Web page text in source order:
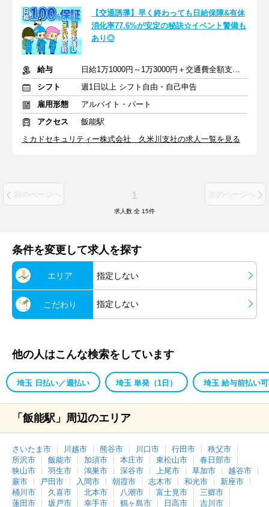
【交通誘導】早く終わっても日給保障&有休
消化率77.6%が安定の秘訣☆イベント警備も
あり◎
給与
日給1万1000円～1万3000円＋交通費全額支給(規定あり)
シフト
週1日以上 シフト自由・自己申告
雇用形態
アルバイト・パート
アクセス
飯能駅
ミカドセキュリティー株式会社 久米川支社の求人一覧を見る
前のページへ 1 次のページへ
求人数 全 15件
条件を変更して求人を探す
エリア 指定しない
こだわり 指定しない
他の人はこんな検索をしています
埼玉 日払い／週払い 埼玉 単発（1日） 埼玉 給与前払い可
「飯能駅」周辺のエリア
さいたま市 川越市 熊谷市 川口市 行田市
秩父市
所沢市
飯能市 加須市 本庄市 東松山市
春日部市
狭山市
羽生市 鴻巣市 深谷市 上尾市 草加市
越谷市
蕨市
戸田市 入間市 朝霞市 志木市 和光市
新座市
桶川市
久喜市 北本市 八潮市 富士見市
三郷市
蓮田市
坂戸市 幸手市 鶴ヶ島市 日高市 吉川市